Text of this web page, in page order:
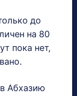
до
на 80
пока нет,
Абхазию